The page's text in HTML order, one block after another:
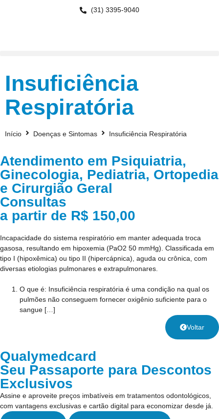
(31) 3395-9040
Insuficiência
Respiratória
Início Doenças e Sintomas Insuficiência Respiratória
Atendimento em Psiquiatria,
Ginecologia, Pediatria, Ortopedia
e Cirurgião Geral
Consultas
a partir de R$ 150,00
Incapacidade do sistema respiratório em manter adequada troca
gasosa, resultando em hipoxemia (PaO2 50 mmHg). Classificada em
tipo I (hipoxêmica) ou tipo II (hipercápnica), aguda ou crônica, com
diversas etiologias pulmonares e extrapulmonares.
O que é: Insuficiência respiratória é uma condição na qual os
pulmões não conseguem fornecer oxigênio suficiente para o
sangue […]
Voltar
Qualymedcard
Seu Passaporte para Descontos
Exclusivos
Assine e aproveite preços imbatíveis em tratamentos odontológicos,
com vantagens exclusivas e cartão digital para economizar desde já.